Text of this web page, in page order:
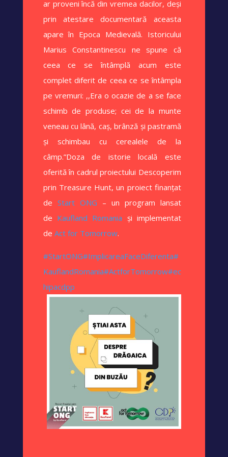
ar proveni încă din vremea dacilor, deși
prin atestare documentară aceasta
apare în Epoca Medievală. Istoricului
Marius Constantinescu ne spune că
ceea ce se întâmplă acum este
complet diferit de ceea ce se întâmpla
pe vremuri: ,,Era o ocazie de a se face
schimb de produse; cei de la munte
veneau cu lână, caș, brânză și pastramă
și schimbau cu cerealele de la
câmp.”Doza de istorie locală este
oferită în cadrul proiectului Descoperim
prin Treasure Hunt, un proiect finanțat
de Start ONG – un program lansat
de Kaufland Romania și implementat
de Act for Tomorrow.
#StartONG#ImplicareaFaceDiferenta#
KauflandRomania#ActforTomorrow#ec
hipacdpp